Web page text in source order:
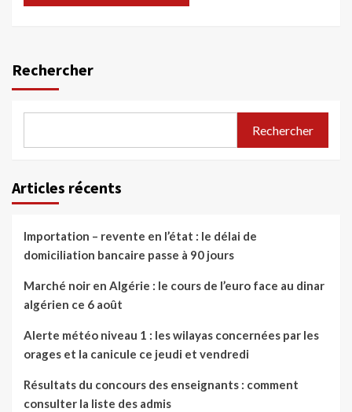
Rechercher
Rechercher
Articles récents
Importation – revente en l’état : le délai de
domiciliation bancaire passe à 90 jours
Marché noir en Algérie : le cours de l’euro face au dinar
algérien ce 6 août
Alerte météo niveau 1 : les wilayas concernées par les
orages et la canicule ce jeudi et vendredi
Résultats du concours des enseignants : comment
consulter la liste des admis